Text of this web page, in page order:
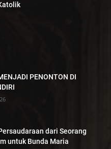
PENONTON DI
dari Seorang
untuk Bunda Maria